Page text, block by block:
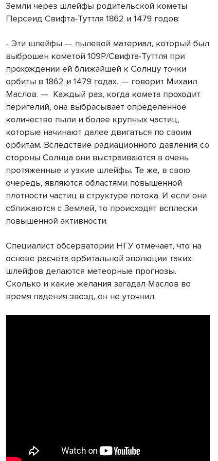
Земли через шлейфы родительской кометы
Персеид Свифта-Туттля 1862 и 1479 годов:
- Эти шлейфы — пылевой материал, который был
выброшен кометой 109Р/Свифта-Туттля при
прохождении ей ближайшей к Солнцу точки
орбиты в 1862 и 1479 годах, — говорит Михаил
Маслов. — Каждый раз, когда комета проходит
перигелий, она выбрасывает определенное
количество пыли и более крупных частиц,
которые начинают далее двигаться по своим
орбитам. Вследствие радиационного давления со
стороны Солнца они выстраиваются в очень
протяженные и узкие шлейфы. Те же, в свою
очередь, являются областями повышенной
плотности частиц в структуре потока. И если они
сближаются с Землей, то происходят всплески
повышенной активности.
Специалист обсерватории НГУ отмечает, что на
основе расчета орбитальной эволюции таких
шлейфов делаются метеорные прогнозы.
Сколько и какие желания загадал Маслов во
время падения звезд, он не уточнил.